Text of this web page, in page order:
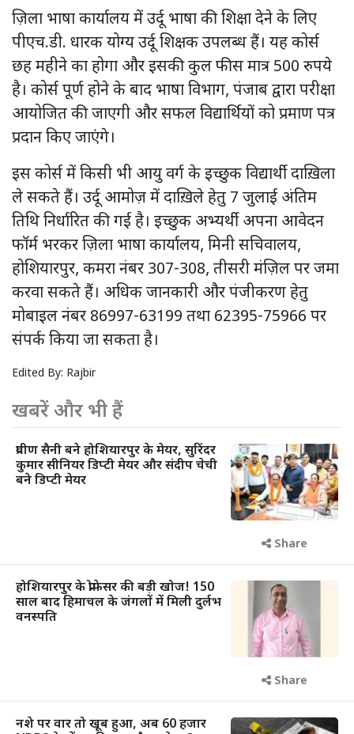
ज़िला भाषा कार्यालय में उर्दू भाषा की शिक्षा देने के लिए
पीएच.डी. धारक योग्य उर्दू शिक्षक उपलब्ध हैं। यह कोर्स
छह महीने का होगा और इसकी कुल फीस मात्र 500 रुपये
है। कोर्स पूर्ण होने के बाद भाषा विभाग, पंजाब द्वारा परीक्षा
आयोजित की जाएगी और सफल विद्यार्थियों को प्रमाण पत्र
प्रदान किए जाएंगे।
इस कोर्स में किसी भी आयु वर्ग के इच्छुक विद्यार्थी दाख़िला
ले सकते हैं। उर्दू आमोज़ में दाख़िले हेतु 7 जुलाई अंतिम
तिथि निर्धारित की गई है। इच्छुक अभ्यर्थी अपना आवेदन
फॉर्म भरकर ज़िला भाषा कार्यालय, मिनी सचिवालय,
होशियारपुर, कमरा नंबर 307-308, तीसरी मंज़िल पर जमा
करवा सकते हैं। अधिक जानकारी और पंजीकरण हेतु
मोबाइल नंबर 86997-63199 तथा 62395-75966 पर
संपर्क किया जा सकता है।
Edited By: Rajbir
खबरें और भी हैं
प्रवीण सैनी बने होशियारपुर के मेयर, सुरिंदर
कुमार सीनियर डिप्टी मेयर और संदीप चेची
बने डिप्टी मेयर
Share
होशियारपुर के प्रोफेसर की बड़ी खोज! 150
साल बाद हिमाचल के जंगलों में मिली दुर्लभ
वनस्पति
Share
नशे पर वार तो खूब हुआ, अब 60 हजार